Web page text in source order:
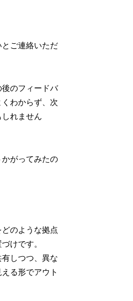
ご連絡いただ
のフィードバ
わからず、次
れません
がってみたの
のような拠点
けです。
しつつ、異な
る形でアウト